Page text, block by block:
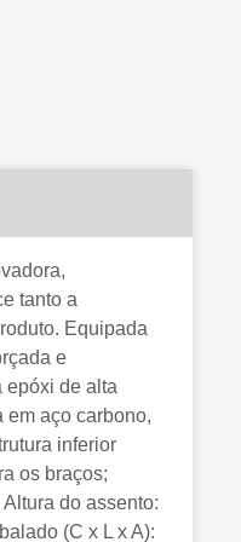
tanto a
Equipada
e
epóxi de alta
em aço carbono,
inferior
os braços;
do assento:
(C x L x A):